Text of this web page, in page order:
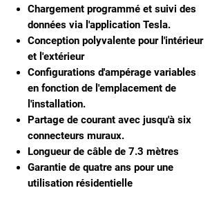
Chargement programmé et suivi des
données via l'application Tesla.
Conception polyvalente pour l'intérieur
et l'extérieur
Configurations d'ampérage variables
en fonction de l'emplacement de
l'installation.
Partage de courant avec jusqu'à six
connecteurs muraux.
Longueur de câble de 7.3 mètres
Garantie de quatre ans pour une
utilisation résidentielle